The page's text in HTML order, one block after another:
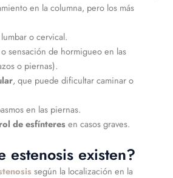
en la columna, pero los más
o cervical.
o sensación de hormigueo en las
o piernas).
, que puede dificultar caminar o
en las piernas.
de esfínteresen casos graves.
estenosis existen?
según la localización en la